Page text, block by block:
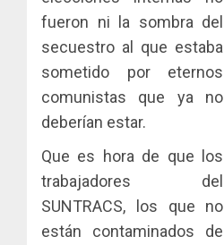
fueron ni la sombra del
secuestro al que estaba
sometido por eternos
comunistas que ya no
deberían estar.
Que es hora de que los
trabajadores del
SUNTRACS, los que no
están contaminados de